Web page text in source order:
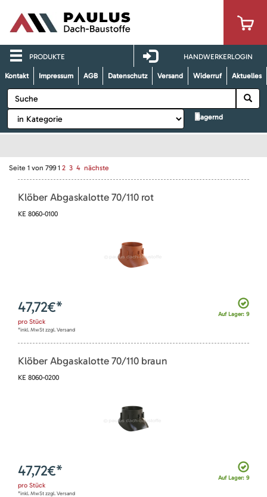
PRODUKTE HANDWERKERLOGIN
Kontakt Impressum AGB Datenschutz Versand Widerruf Aktuelles
lagernd
Seite 1 von 799 1 2 3 4 nächste
Klöber Abgaskalotte 70/110 rot
KE 8060-0100
Auf Lager: 9
47,72€*
pro Stück
*inkl. MwSt zzgl. Versand
Klöber Abgaskalotte 70/110 braun
KE 8060-0200
Auf Lager: 9
47,72€*
pro Stück
*inkl. MwSt zzgl. Versand